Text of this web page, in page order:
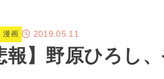
漫画 2019.05.11
報】野原ひろし